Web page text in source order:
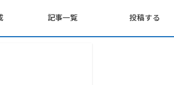
記事一覧 投稿する